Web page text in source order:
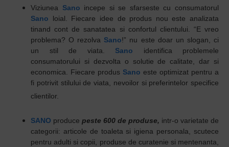
Viziunea Sano incepe si se sfarseste cu consumatorul
Sano loial. Fiecare idee de produs nou este analizata
tinand cont de sanatatea si confortul clientului. “E vreo
problema? O rezolva Sano!” nu este doar un slogan, ci
un stil de viata. Sano identifica problemele
consumatorului si dezvolta o solutie de calitate, dar si
economica. Fiecare produs Sano este optimizat pentru a
fi potrivit stilului de viata, nevoilor si preferintelor specifice
clientilor.
SANO produce peste 600 de produse, intr-o varietate de
categorii: articole de toaleta si igiena personala, scutece
pentru adulti si copii, produse de curatenie si mentenanta,